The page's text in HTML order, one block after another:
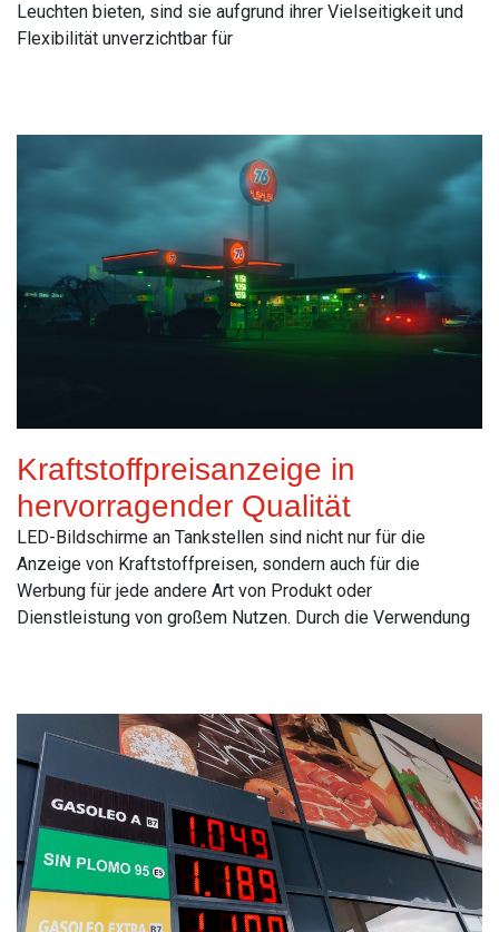
Leuchten bieten, sind sie aufgrund ihrer Vielseitigkeit und
Flexibilität unverzichtbar für
Kraftstoffpreisanzeige in
hervorragender Qualität
LED-Bildschirme an Tankstellen sind nicht nur für die
Anzeige von Kraftstoffpreisen, sondern auch für die
Werbung für jede andere Art von Produkt oder
Dienstleistung von großem Nutzen. Durch die Verwendung